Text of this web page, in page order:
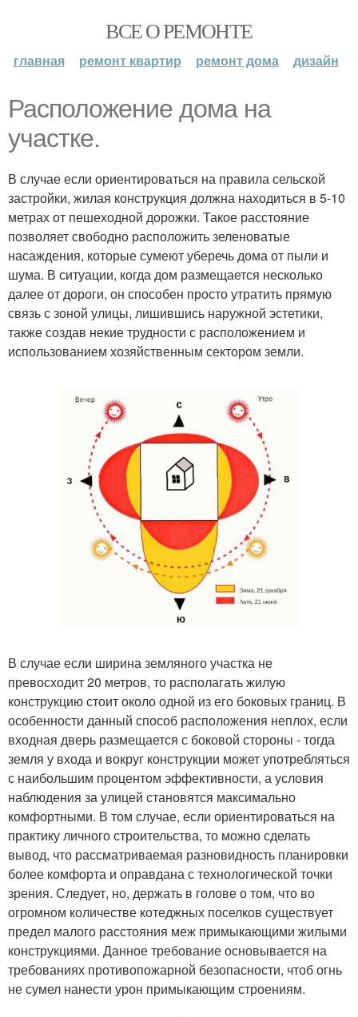
ВСЕ О РЕМОНТЕ
главная ремонт квартир ремонт дома дизайн
Расположение дома на
участке.
В случае если ориентироваться на правила сельской
застройки, жилая конструкция должна находиться в 5-10
метрах от пешеходной дорожки. Такое расстояние
позволяет свободно расположить зеленоватые
насаждения, которые сумеют уберечь дома от пыли и
шума. В ситуации, когда дом размещается несколько
далее от дороги, он способен просто утратить прямую
связь с зоной улицы, лишившись наружной эстетики,
также создав некие трудности с расположением и
использованием хозяйственным сектором земли.
В случае если ширина земляного участка не
превосходит 20 метров, то располагать жилую
конструкцию стоит около одной из его боковых границ. В
особенности данный способ расположения неплох, если
входная дверь размещается с боковой стороны - тогда
земля у входа и вокруг конструкции может употребляться
с наибольшим процентом эффективности, а условия
наблюдения за улицей становятся максимально
комфортными. В том случае, если ориентироваться на
практику личного строительства, то можно сделать
вывод, что рассматриваемая разновидность планировки
более комфорта и оправдана с технологической точки
зрения. Следует, но, держать в голове о том, что во
огромном количестве котеджных поселков существует
предел малого расстояния меж примыкающими жилыми
конструкциями. Данное требование основывается на
требованиях противопожарной безопасности, чтоб огнь
не сумел нанести урон примыкающим строениям.